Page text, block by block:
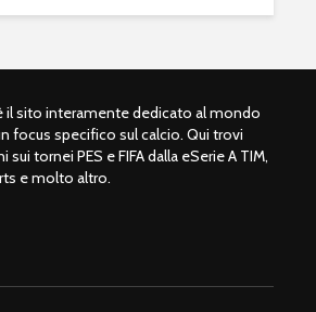
il sito interamente dedicato al mondo
focus specifico sul calcio. Qui trovi
tornei PES e FIFA dalla eSerie A TIM,
e molto altro.